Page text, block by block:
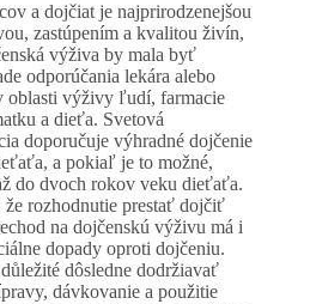
a dojčiat je najprirodzenejšou
zastúpením a kvalitou živín,
výživa by mala byť
odporúčania lekára alebo
oblasti výživy ľudí, farmacie
a dieťa. Svetová
doporučuje výhradné dojčenie
a pokiaľ je to možné,
do dvoch rokov veku dieťaťa.
že rozhodnutie prestať dojčiť
na dojčenskú výživu má i
dopady oproti dojčeniu.
dôsledne dodržiavať
dávkovanie a použitie